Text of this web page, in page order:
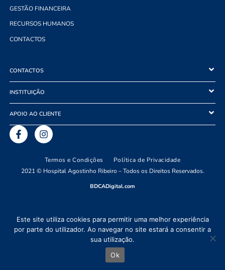
GESTÃO FINANCEIRA
RECURSOS HUMANOS
CONTACTOS
CONTACTOS
INSTITUIÇÃO
APOIO AO CLIENTE
Termos e Condições
Política de Privacidade
2021 © Hospital Agostinho Ribeiro – Todos os Direitos Reservados.
BDCADigital.com
Este site utiliza cookies para permitir uma melhor experiência
por parte do utilizador. Ao navegar no site estará a consentir a
sua utilização.
Ok